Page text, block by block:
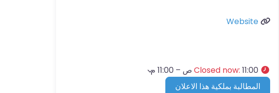
Website
Closed now: 11:00 ص – 11:00 م
المطالبة بملكية هذا الاعلان